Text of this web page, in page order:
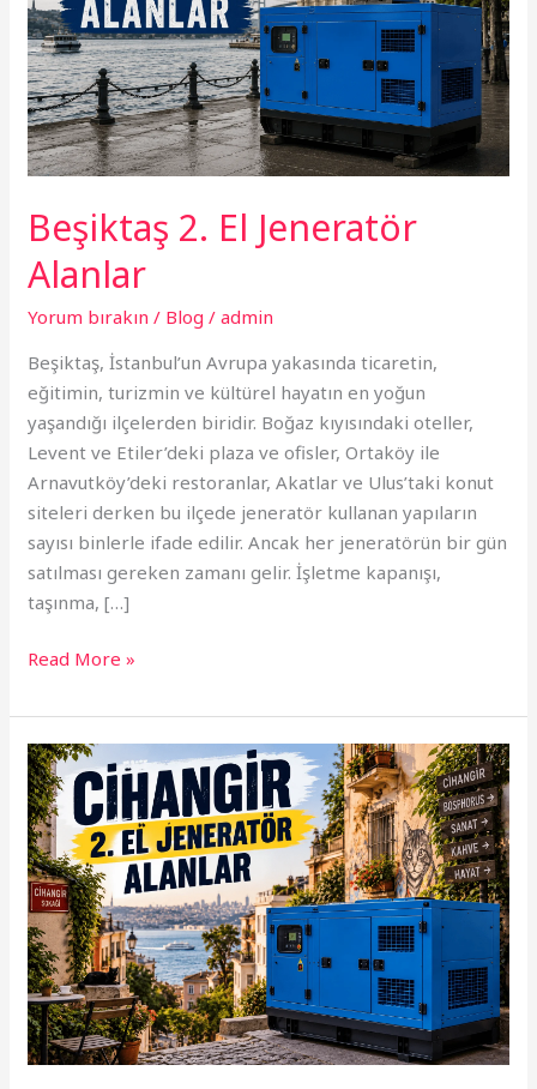
Beşiktaş 2. El Jeneratör
Alanlar
Yorum bırakın / Blog /admin
Beşiktaş, İstanbul’un Avrupa yakasında ticaretin,
eğitimin, turizmin ve kültürel hayatın en yoğun
yaşandığı ilçelerden biridir. Boğaz kıyısındaki oteller,
Levent ve Etiler’deki plaza ve ofisler, Ortaköy ile
Arnavutköy’deki restoranlar, Akatlar ve Ulus’taki konut
siteleri derken bu ilçede jeneratör kullanan yapıların
sayısı binlerle ifade edilir. Ancak her jeneratörün bir gün
satılması gereken zamanı gelir. İşletme kapanışı,
taşınma, […]
Read More »
Cihangir
2.
El
Jeneratör
Alanlar